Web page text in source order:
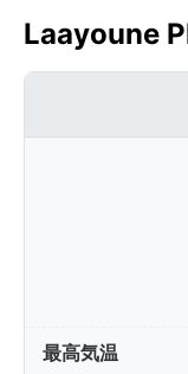
Laayoune
最高気温